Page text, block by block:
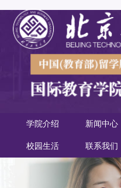
学院介绍 新闻中心
校园生活 联系我们